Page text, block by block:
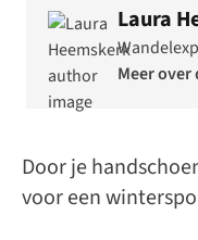
Laura
Meer over
Door je
voor een